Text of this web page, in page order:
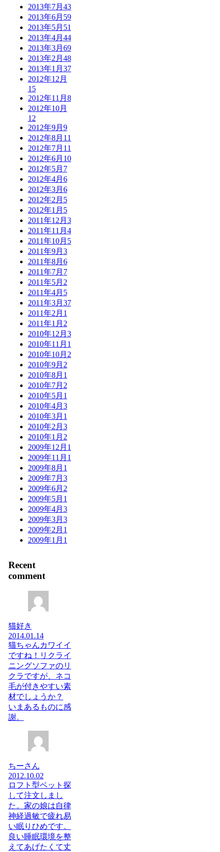
2013年7月 43
2013年6月 59
2013年5月 51
2013年4月 44
2013年3月 69
2013年2月 48
2013年1月 37
2012年12月
15
2012年11月 8
2012年10月
12
2012年9月 9
2012年8月 11
2012年7月 11
2012年6月 10
2012年5月 7
2012年4月 6
2012年3月 6
2012年2月 5
2012年1月 5
2011年12月 3
2011年11月 4
2011年10月 5
2011年9月 3
2011年8月 6
2011年7月 7
2011年5月 2
2011年4月 5
2011年3月 37
2011年2月 1
2011年1月 2
2010年12月 3
2010年11月 1
2010年10月 2
2010年9月 2
2010年8月 1
2010年7月 2
2010年5月 1
2010年4月 3
2010年3月 1
2010年2月 3
2010年1月 2
2009年12月 1
2009年11月 1
2009年8月 1
2009年7月 3
2009年6月 2
2009年5月 1
2009年4月 3
2009年3月 3
2009年2月 1
2009年1月 1
Recent
comment
猫好き
2014.01.14
猫ちゃんカワイイ
ですね！リクライ
ニングソファのリ
クラですが、ネコ
毛が付きやすい素
材でしょうか？
いまあるものに感
謝。
ちーさん
2012.10.02
ロフト型ベット探
して注文しまし
た。家の娘は自律
神経過敏で疲れ易
い眠りひめです。
良い睡眠環境を整
えてあげたくて丈